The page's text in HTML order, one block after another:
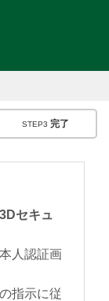
STEP3 完了
セキュ
人認証画
指示に従